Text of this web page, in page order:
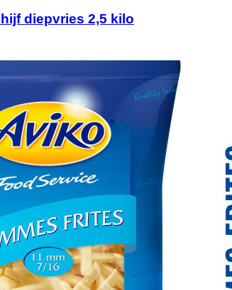
diepvries 2,5 kilo